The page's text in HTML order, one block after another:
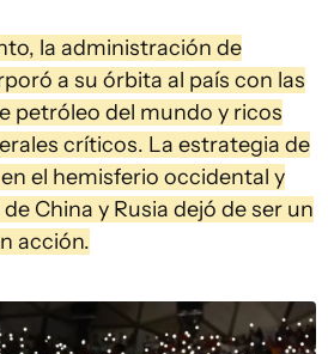
la administración de
a su órbita al país con las
petróleo del mundo y ricos
críticos. La estrategia de
el hemisferio occidental y
China y Rusia dejó de ser un
acción.